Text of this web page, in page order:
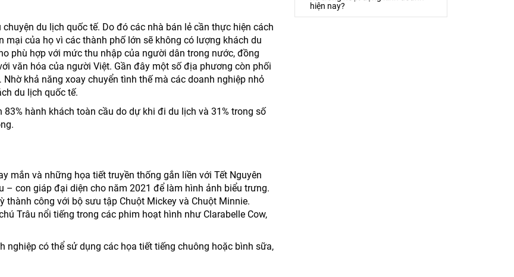
du lịch quốc tế. Do đó các nhà bán lẻ cần thực hiện cách
của họ vì các thành phố lớn sẽ không có lượng khách du
phù hợp với mức thu nhập của người dân trong nước, đồng
văn hóa của người Việt. Gần đây một số địa phương còn phối
khả năng xoay chuyển tình thế mà các doanh nghiệp nhỏ
du lịch quốc tế.
hành khách toàn cầu do dự khi đi du lịch và 31% trong số
mắn và những họa tiết truyền thống gắn liền với Tết Nguyên
– con giáp đại diện cho năm 2021 để làm hình ảnh biểu trưng.
công với bộ sưu tập Chuột Mickey và Chuột Minnie.
Trâu nổi tiếng trong các phim hoạt hình như Clarabelle Cow,
nghiệp có thể sử dụng các họa tiết tiếng chuông hoặc bình sữa,
hiện nay?